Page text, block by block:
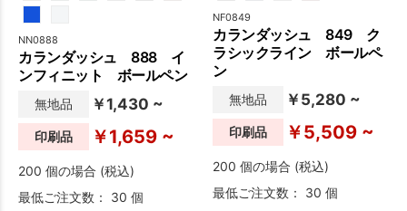
NN0888
カランダッシュ 888 イ
ンフィニット ボールペン
無地品 ￥1,430 ~
印刷品 ￥1,659 ~
200 個の場合 (税込)
最低ご注文数： 30 個
NF0849
カランダッシュ 849 ク
ラシックライン ボールペ
ン
無地品 ￥5,280 ~
印刷品 ￥5,509 ~
200 個の場合 (税込)
最低ご注文数： 30 個